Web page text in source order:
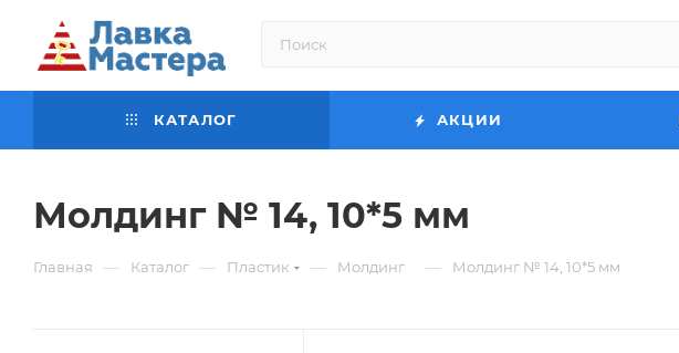
КАТАЛОГ АКЦИИ
Молдинг № 14, 10*5 мм
Главная — Каталог — Пластик — Молдинг — Молдинг № 14, 10*5 мм